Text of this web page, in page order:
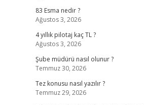
83 Esma nedir ?
Ağustos 3, 2026
4 yıllık pilotaj kaç TL ?
Ağustos 3, 2026
Şube müdürü nasıl olunur ?
Temmuz 30, 2026
Tez konusu nasıl yazılır ?
Temmuz 29, 2026